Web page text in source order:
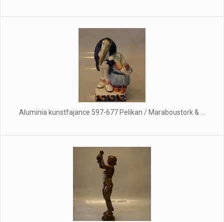
Aluminia kunstfajance 597-677 Pelikan / Maraboustork & ...